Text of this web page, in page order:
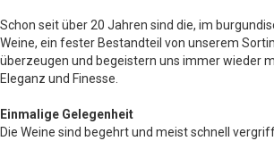
Schon seit über 20 Jahren sind die, im
Weine, ein fester Bestandteil von unserem
überzeugen und begeistern uns immer wieder
Eleganz und Finesse.
Einmalige Gelegenheit
Die Weine sind begehrt und meist schnell